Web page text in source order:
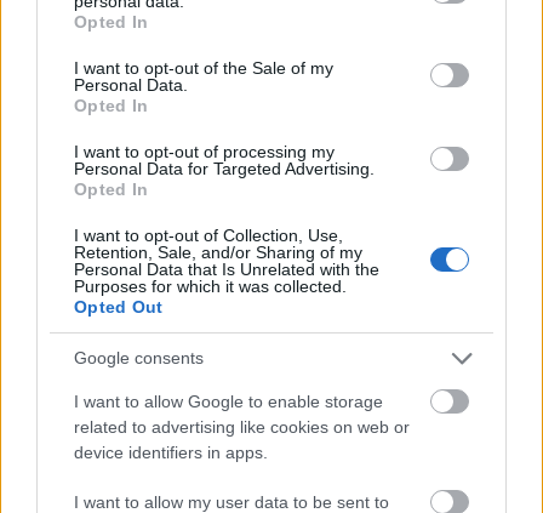
grant or deny consent to Google and its third-party tags to
use your data for below specified purposes in below Google
consent section.
Opted In
I want to opt-out of the Sale of my
Personal Data.
Opted In
I want to opt-out of processing my
Personal Data for Targeted Advertising.
Opted In
I want to opt-out of Collection, Use,
Retention, Sale, and/or Sharing of my
Personal Data that Is Unrelated with the
Purposes for which it was collected.
Opted Out
Google consents
I want to allow Google to enable storage
related to advertising like cookies on web or
device identifiers in apps.
I want to allow my user data to be sent to
árnyékában?
közműhálózatának fejlesztése
Látlelet a hazai víziközművekről?
Egyetlen, fél évszázados vezetéken
múlt Bicske vízellátása
HÍRLEVÉL